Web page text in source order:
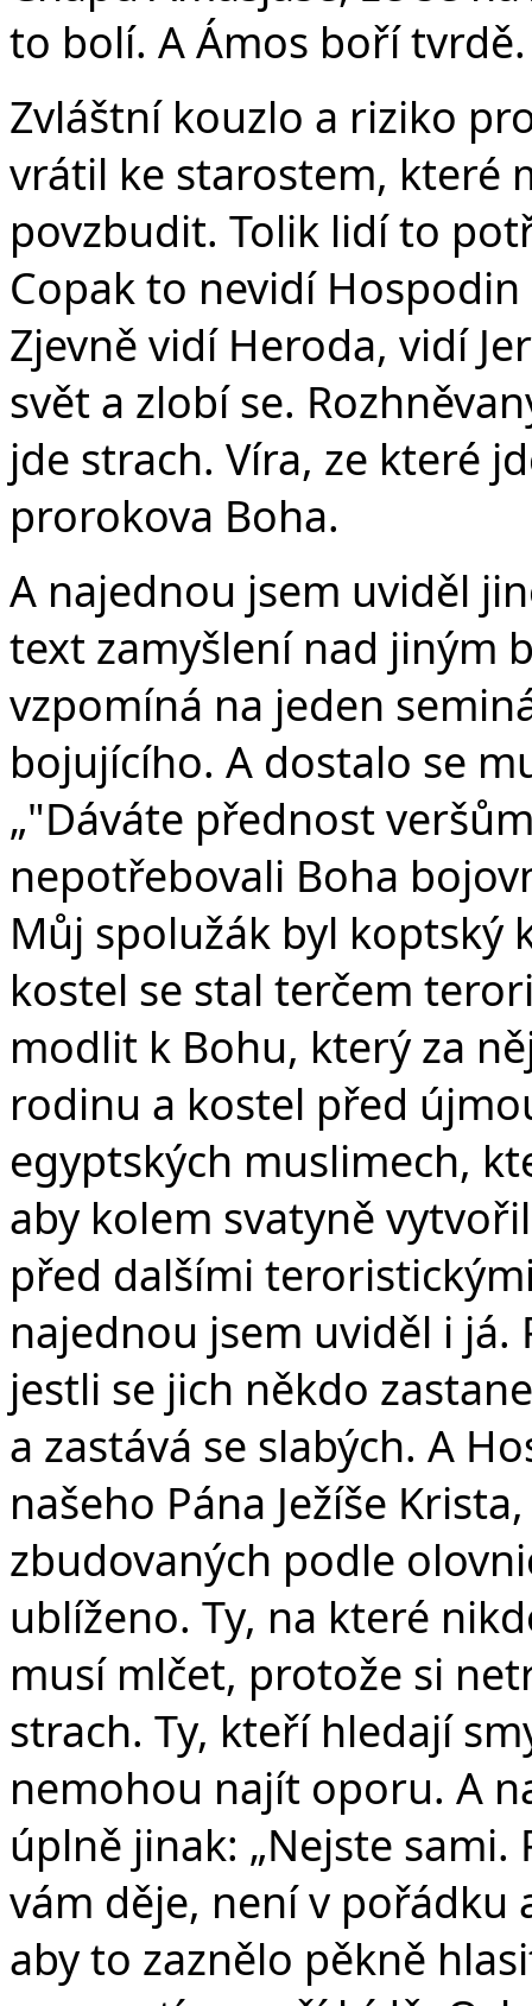
to bolí. A Ámos boří tvrdě.
Zvláštní kouzlo a riziko
vrátil ke starostem, které
povzbudit. Tolik lidí to
Copak to nevidí Hospodin
Zjevně vidí Heroda, vidí
svět a zlobí se.
jde strach. Víra, ze které
prorokova Boha.
A najednou jsem uviděl
text zamyšlení nad jiným
vzpomíná na jeden
bojujícího. A dostalo se
„"Dáváte přednost
nepotřebovali Boha
Můj spolužák byl koptský
kostel se stal terčem
modlit k Bohu, který za
rodinu a kostel před
egyptských muslimech,
aby kolem svatyně
před dalšími
najednou jsem uviděl i
jestli se jich někdo
a zastává se slabých. A
našeho Pána Ježíše
zbudovaných podle
ublíženo. Ty, na které
musí mlčet, protože si
strach. Ty, kteří hledají
nemohou najít oporu. A
úplně jinak: „Nejste sami.
vám děje, není v pořádku
aby to zaznělo pěkně